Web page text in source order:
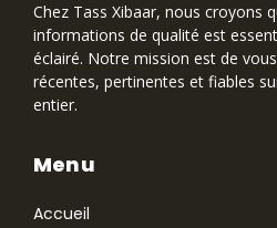
Chez Tass Xibaar, nous croyons
informations de qualité est
éclairé. Notre mission est de
récentes, pertinentes et fiables
entier.
Accueil
Menu